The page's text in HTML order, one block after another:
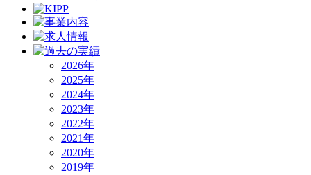
2026年
2025年
2024年
2023年
2022年
2021年
2020年
2019年